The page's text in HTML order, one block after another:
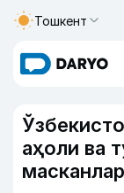
Тошкент
аҳоли ва